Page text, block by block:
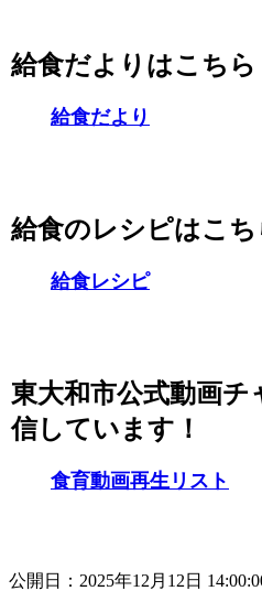
給食だよりはこちら
給食だより
給食のレシピはこち
給食レシピ
東大和市公式動画
信しています！
食育動画再生リスト
公開日：2025年12月12日